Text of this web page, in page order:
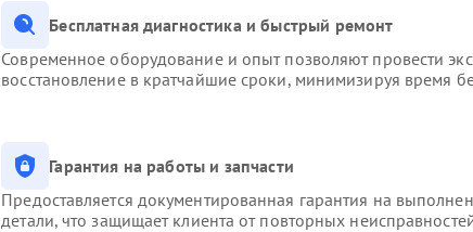
Бесплатная диагностика и быстрый ремонт
Современное оборудование и опыт позволяют провести
восстановление в кратчайшие сроки, минимизируя время
Гарантия на работы и запчасти
Предоставляется документированная гарантия на
детали, что защищает клиента от повторных